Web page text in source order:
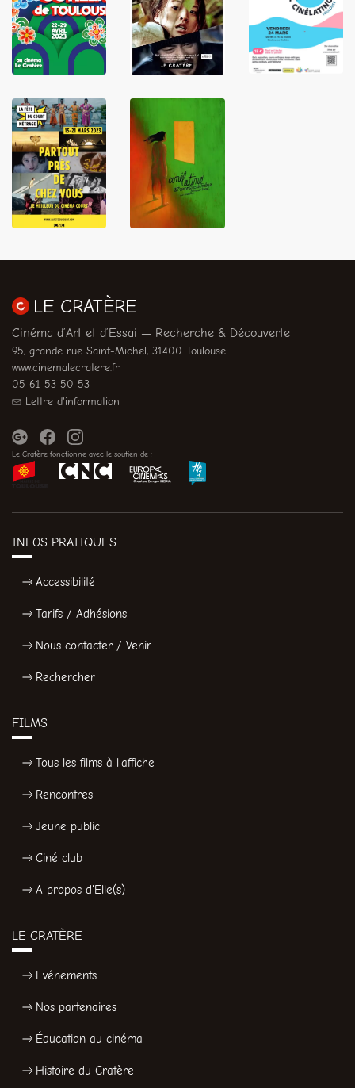
LIRE
LIRE
LIRE
LIRE
LIRE
LE CRATÈRE
Cinéma d’Art et d’Essai — Recherche & Découverte
95, grande rue Saint-Michel, 31400 Toulouse
www.cinemalecratere.fr
05 61 53 50 53
Lettre d'information
Le Cratère fonctionne avec le soutien de :
INFOS PRATIQUES
Accessibilité
Tarifs / Adhésions
Nous contacter / Venir
Rechercher
FILMS
Tous les films à l'affiche
Rencontres
Jeune public
Ciné club
A propos d'Elle(s)
LE CRATÈRE
Evénements
Nos partenaires
Éducation au cinéma
Histoire du Cratère